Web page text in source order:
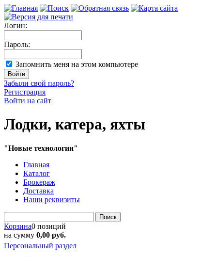
Логин:
Пароль:
Запомнить меня на этом компьютере
Забыли свой пароль?
Регистрация
Войти на сайт
Лодки, катера, яхты
"Новые технологии"
Главная
Каталог
Брокераж
Доставка
Наши реквизиты
Поиск
Корзина0 позиций
на сумму 0,00 руб.
Персональный раздел